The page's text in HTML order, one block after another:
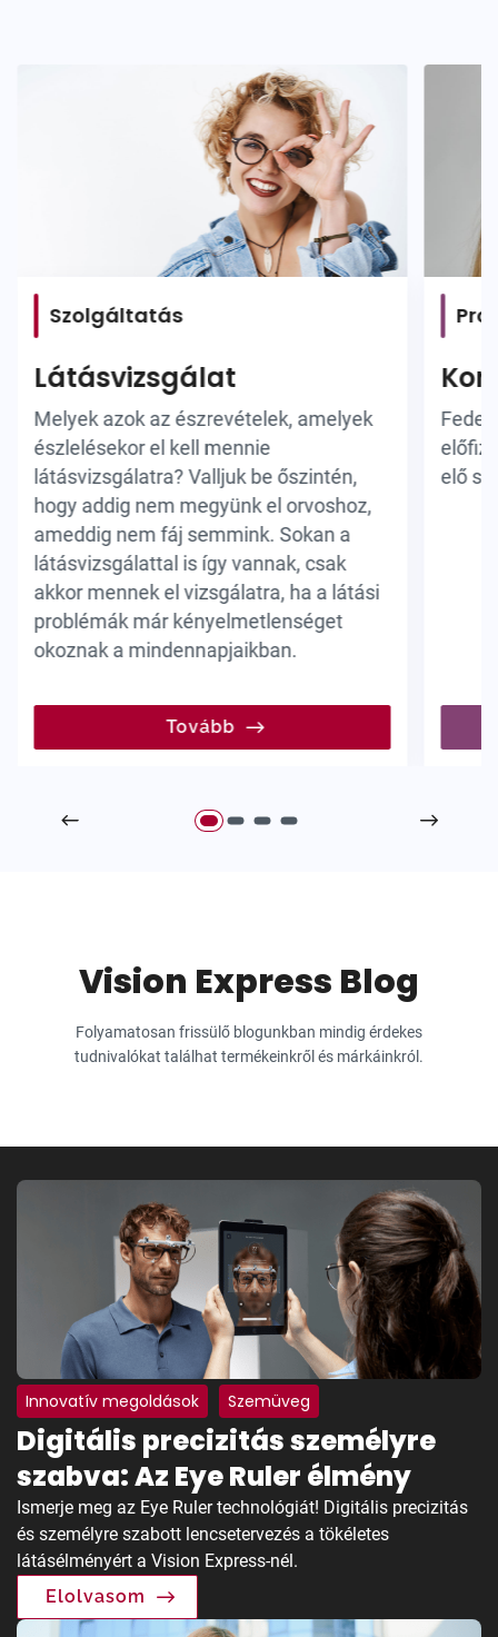
Szolgáltatás
Látásvizsgálat
Melyek azok az észrevételek, amelyek
észlelésekor el kell mennie
látásvizsgálatra? Valljuk be őszintén,
hogy addig nem megyünk el orvoshoz,
ameddig nem fáj semmink. Sokan a
látásvizsgálattal is így vannak, csak
akkor mennek el vizsgálatra, ha a látási
problémák már kényelmetlenséget
okoznak a mindennapjaikban.
Tovább
elő
Vision Express Blog
Folyamatosan frissülő blogunkban mindig érdekes
tudnivalókat találhat termékeinkről és márkáinkról.
Innovatív megoldások Szemüveg
Digitális precizitás személyre
szabva: Az Eye Ruler élmény
Ismerje meg az Eye Ruler technológiát! Digitális precizitás
és személyre szabott lencsetervezés a tökéletes
látásélményért a Vision Express-nél.
Elolvasom